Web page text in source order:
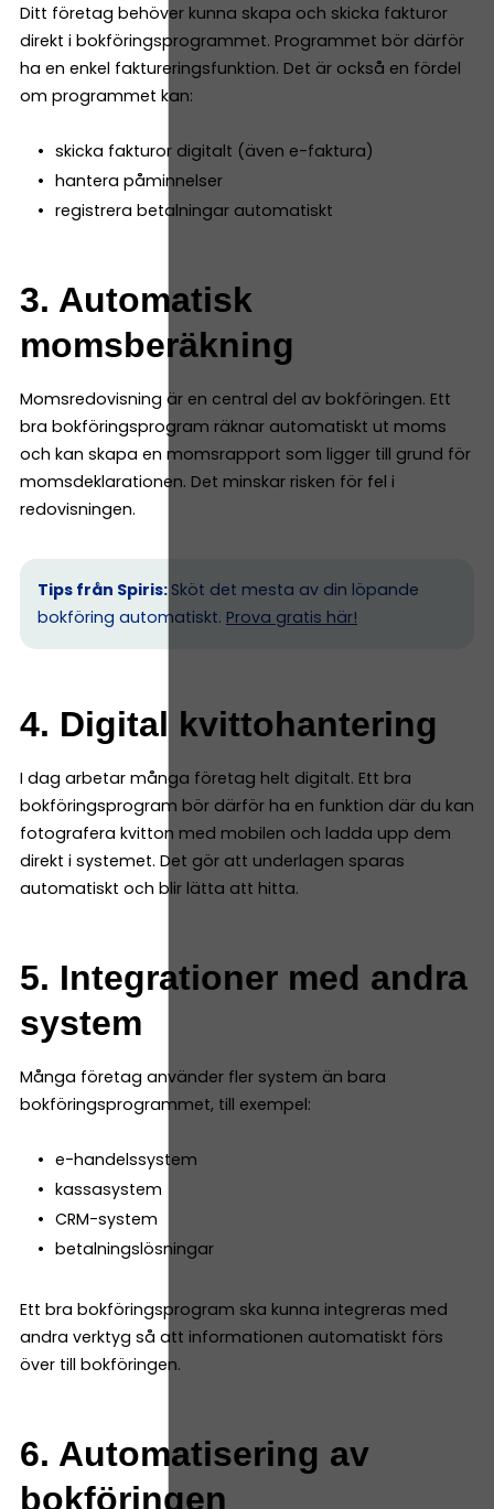
Ditt företag behöver kunna skapa och skicka fakturor
direkt i bokföringsprogrammet. Programmet bör därför
ha en enkel faktureringsfunktion. Det är också en fördel
om programmet kan:
skicka fakturor digitalt (även e-faktura)
hantera påminnelser
registrera betalningar automatiskt
3. Automatisk
momsberäkning
Momsredovisning är en central del av bokföringen. Ett
bra bokföringsprogram räknar automatiskt ut moms
och kan skapa en momsrapport som ligger till grund för
momsdeklarationen. Det minskar risken för fel i
redovisningen.
Tips från Spiris: Sköt det mesta av din löpande
bokföring automatiskt. Prova gratis här!
4. Digital kvittohantering
I dag arbetar många företag helt digitalt. Ett bra
bokföringsprogram bör därför ha en funktion där du kan
fotografera kvitton med mobilen och ladda upp dem
direkt i systemet. Det gör att underlagen sparas
automatiskt och blir lätta att hitta.
5. Integrationer med andra
system
Många företag använder fler system än bara
bokföringsprogrammet, till exempel:
e-handelssystem
kassasystem
CRM-system
betalningslösningar
Ett bra bokföringsprogram ska kunna integreras med
andra verktyg så att informationen automatiskt förs
över till bokföringen.
6. Automatisering av
bokföringen